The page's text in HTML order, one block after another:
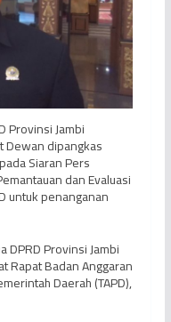
Provinsi Jambi
Dewan dipangkas
Siaran Pers
dan Evaluasi
untuk penanganan
Provinsi Jambi
Rapat Badan Anggaran
Daerah (TAPD),